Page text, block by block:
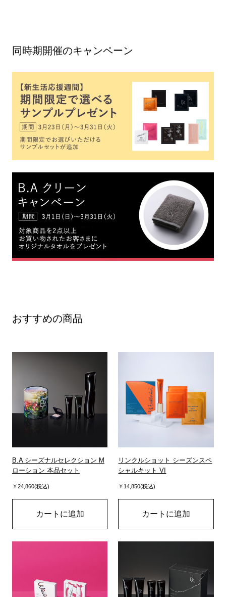
同時期開催のキャンペーン
おすすめの商品
B.A シーズナルセレクション M
ローション 本品セット
￥24,860(税込)
カートに追加
リンクルショット シーズンスペ
シャルキット VI
￥14,850(税込)
カートに追加